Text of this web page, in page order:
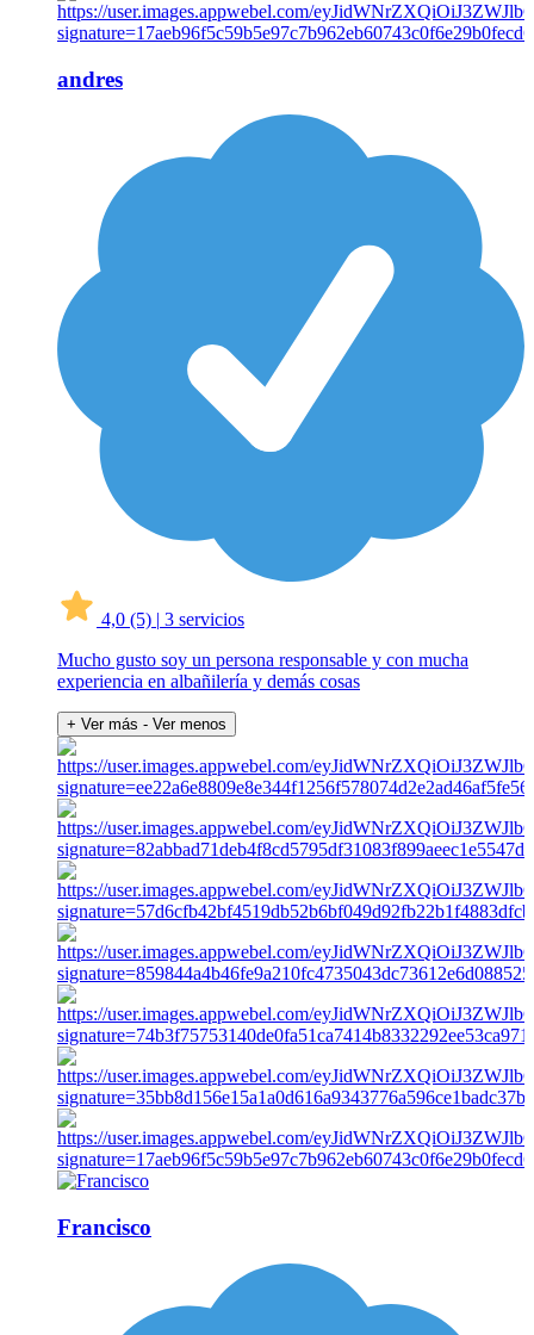
andres
4,0 (5) | 3 servicios
Mucho gusto soy un persona responsable y con mucha
experiencia en albañilería y demás cosas
+ Ver más - Ver menos
Francisco